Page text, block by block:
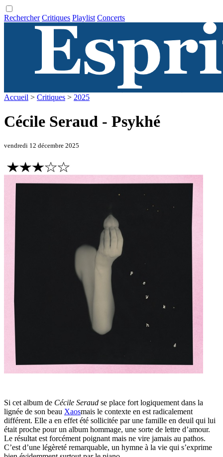
Rechercher Critiques Playlist Concerts
Accueil > Critiques > 2025
Cécile Seraud - Psykhé
vendredi 12 décembre 2025
Si cet album de Cécile Seraud se place fort logiquement dans la
lignée de son beau Xaosmais le contexte en est radicalement
différent. Elle a en effet été sollicitée par une famille en deuil qui lui
était proche pour un album hommage, une sorte de lettre d’amour.
Le résultat est forcément poignant mais ne vire jamais au pathos.
C’est d’une légèreté remarquable, un hymne à la vie qui s’exprime